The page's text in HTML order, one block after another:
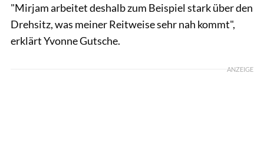
"Mirjam arbeitet deshalb zum Beispiel stark über den
Drehsitz, was meiner Reitweise sehr nah kommt",
erklärt Yvonne Gutsche.
ANZEIGE